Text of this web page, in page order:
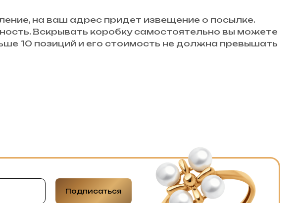
на ваш адрес придет извещение о посылке.
Вскрывать коробку самостоятельно вы можете
10 позиций и его стоимость не должна превышать
Подписаться